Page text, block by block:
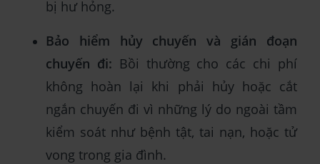
bị hư hỏng.
Bảo hiểm hủy chuyến và gián đoạn
chuyến đi: Bồi thường cho các chi phí
không hoàn lại khi phải hủy hoặc cắt
ngắn chuyến đi vì những lý do ngoài tầm
kiểm soát như bệnh tật, tai nạn, hoặc tử
vong trong gia đình.